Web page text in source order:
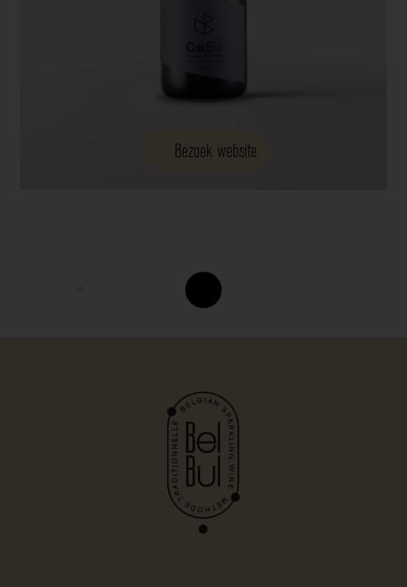
Bezoek website